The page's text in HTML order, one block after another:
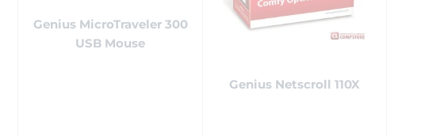
Genius MicroTraveler 300
USB Mouse
Genius Netscroll 110X